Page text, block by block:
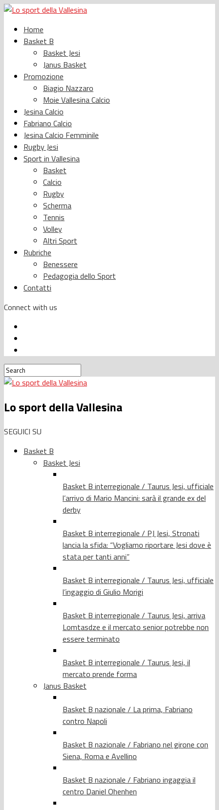
Home
Basket B
Basket Jesi
Janus Basket
Promozione
Biagio Nazzaro
Moie Vallesina Calcio
Jesina Calcio
Fabriano Calcio
Jesina Calcio Femminile
Rugby Jesi
Sport in Vallesina
Basket
Calcio
Rugby
Scherma
Tennis
Volley
Altri Sport
Rubriche
Benessere
Pedagogia dello Sport
Contatti
Connect with us
Lo sport della Vallesina
SEGUICI SU
Basket B
Basket Jesi
Basket B interregionale / Taurus Jesi, ufficiale
l’arrivo di Mario Mancini: sarà il grande ex del
derby
Basket B interregionale / PJ Jesi, Stronati
lancia la sfida: “Vogliamo riportare Jesi dove è
stata per tanti anni”
Basket B interregionale / Taurus Jesi, ufficiale
l’ingaggio di Giulio Morigi
Basket B interregionale / Taurus Jesi, arriva
Lomtasdze e il mercato senior potrebbe non
essere terminato
Basket B interregionale / Taurus Jesi, il
mercato prende forma
Janus Basket
Basket B nazionale / La prima, Fabriano
contro Napoli
Basket B nazionale / Fabriano nel girone con
Siena, Roma e Avellino
Basket B nazionale / Fabriano ingaggia il
centro Daniel Ohenhen